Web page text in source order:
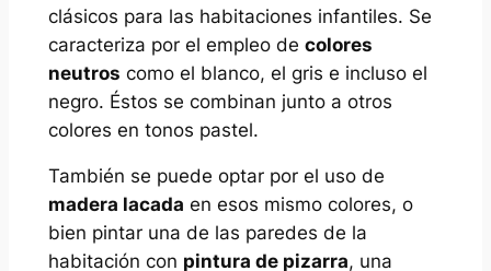
clásicos para las habitaciones infantiles. Se
caracteriza por el empleo de colores
neutros como el blanco, el gris e incluso el
negro. Éstos se combinan junto a otros
colores en tonos pastel.
También se puede optar por el uso de
madera lacada en esos mismo colores, o
bien pintar una de las paredes de la
habitación con pintura de pizarra, una